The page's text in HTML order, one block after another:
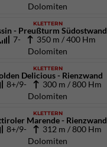
Dolomiten
KLETTERN
- Preußturm Südostwand
7- 350 m / 400 Hm
Dolomiten
KLETTERN
Delicious - Rienzwand
8+/9-
300 m / 800 Hm
Dolomiten
KLETTERN
Marende - Rienzwand
8+/9-
312 m / 800 Hm
Dolomiten